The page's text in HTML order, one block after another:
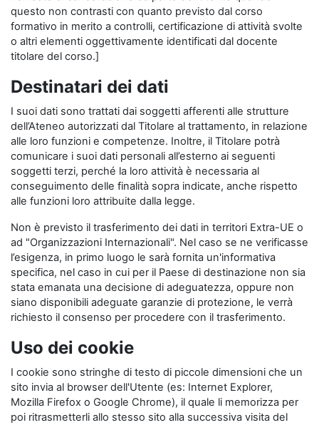
questo non contrasti con quanto previsto dal corso
formativo in merito a controlli, certificazione di attività svolte
o altri elementi oggettivamente identificati dal docente
titolare del corso.]
Destinatari dei dati
I suoi dati sono trattati dai soggetti afferenti alle strutture
dell’Ateneo autorizzati dal Titolare al trattamento, in relazione
alle loro funzioni e competenze. Inoltre, il Titolare potrà
comunicare i suoi dati personali all’esterno ai seguenti
soggetti terzi, perché la loro attività è necessaria al
conseguimento delle finalità sopra indicate, anche rispetto
alle funzioni loro attribuite dalla legge.
Non è previsto il trasferimento dei dati in territori Extra-UE o
ad "Organizzazioni Internazionali". Nel caso se ne verificasse
l’esigenza, in primo luogo le sarà fornita un'informativa
specifica, nel caso in cui per il Paese di destinazione non sia
stata emanata una decisione di adeguatezza, oppure non
siano disponibili adeguate garanzie di protezione, le verrà
richiesto il consenso per procedere con il trasferimento.
Uso dei cookie
I cookie sono stringhe di testo di piccole dimensioni che un
sito invia al browser dell'Utente (es: Internet Explorer,
Mozilla Firefox o Google Chrome), il quale li memorizza per
poi ritrasmetterli allo stesso sito alla successiva visita del